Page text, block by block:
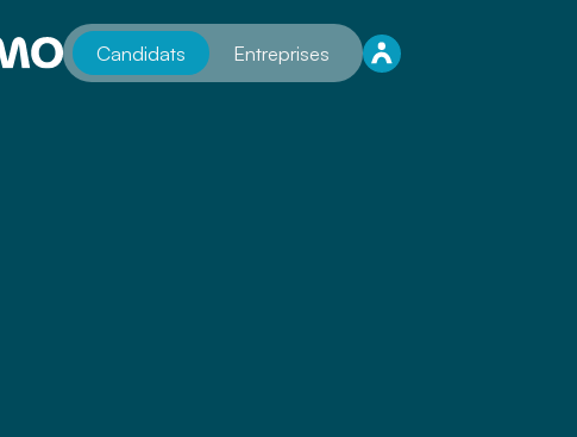
Candidats Entreprises